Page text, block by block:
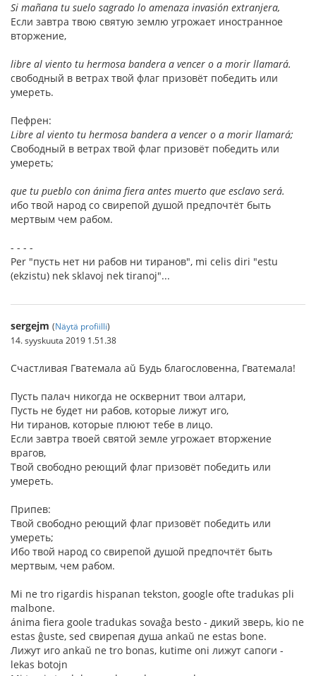
Si mañana tu suelo sagrado lo amenaza invasión extranjera,
Если завтра твою святую землю угрожает иностранное
вторжение,
libre al viento tu hermosa bandera a vencer o a morir llamará.
свободный в ветрах твой флаг призовёт победить или
умереть.
Пефрен:
Libre al viento tu hermosa bandera a vencer o a morir llamará;
Свободный в ветрах твой флаг призовёт победить или
умереть;
que tu pueblo con ánima fiera antes muerto que esclavo será.
ибо твой народ со свирепой душой предпочтёт быть
мертвым чем рабом.
- - - -
Per "пусть нет ни рабов ни тиранов", mi celis diri "estu
(ekzistu) nek sklavoj nek tiranoj"...
sergejm (Näytä profiilli)
14. syyskuuta 2019 1.51.38
Счастливая Гватемала aŭ Будь благословенна, Гватемала!
Пусть палач никогда не осквернит твои алтари,
Пусть не будет ни рабов, которые лижут иго,
Ни тиранов, которые плюют тебе в лицо.
Если завтра твоей святой земле угрожает вторжение
врагов,
Твой свободно реющий флаг призовёт победить или
умереть.
Припев:
Твой свободно реющий флаг призовёт победить или
умереть;
Ибо твой народ со свирепой душой предпочтёт быть
мертвым, чем рабом.
Mi ne tro rigardis hispanan tekston, google ofte tradukas pli
malbone.
ánima fiera goole tradukas sovaĝa besto - дикий зверь, kio ne
estas ĝuste, sed свирепая душа ankaŭ ne estas bone.
Лижут иго ankaŭ ne tro bonas, kutime oni лижут сапоги -
lekas botojn